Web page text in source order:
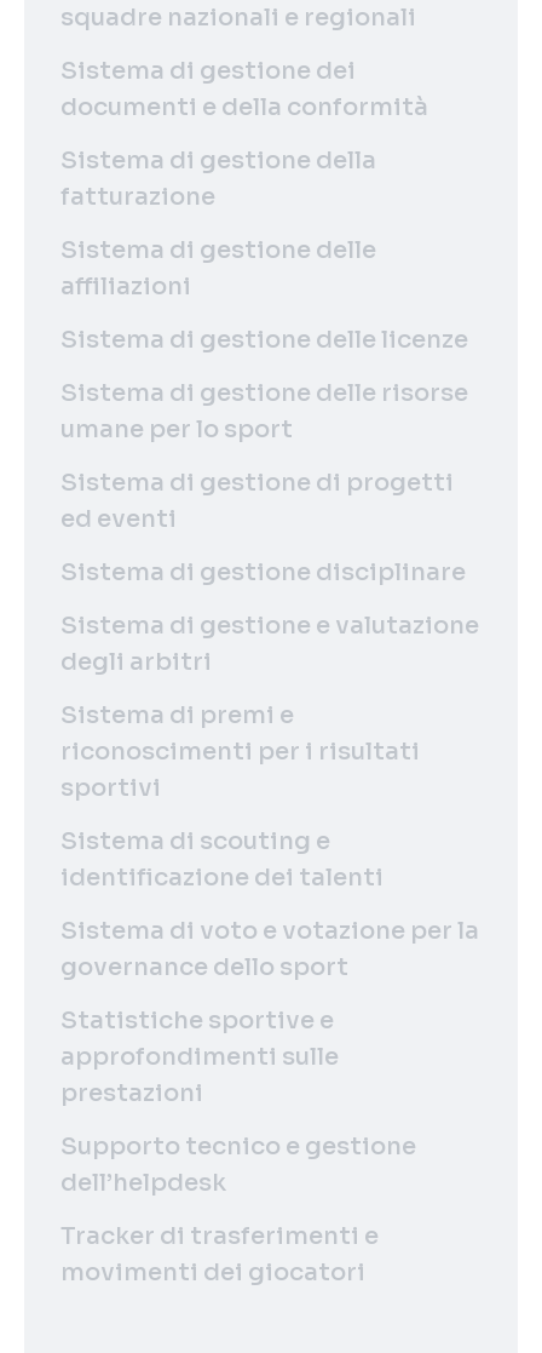
squadre nazionali e regionali
Sistema di gestione dei
documenti e della conformità
Sistema di gestione della
fatturazione
Sistema di gestione delle
affiliazioni
Sistema di gestione delle licenze
Sistema di gestione delle risorse
umane per lo sport
Sistema di gestione di progetti
ed eventi
Sistema di gestione disciplinare
Sistema di gestione e valutazione
degli arbitri
Sistema di premi e
riconoscimenti per i risultati
sportivi
Sistema di scouting e
identificazione dei talenti
Sistema di voto e votazione per la
governance dello sport
Statistiche sportive e
approfondimenti sulle
prestazioni
Supporto tecnico e gestione
dell’helpdesk
Tracker di trasferimenti e
movimenti dei giocatori